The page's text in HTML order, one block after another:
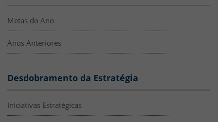
Metas do Ano
Anos Anteriores
Desdobramento da Estratégia
Iniciativas Estratégicas